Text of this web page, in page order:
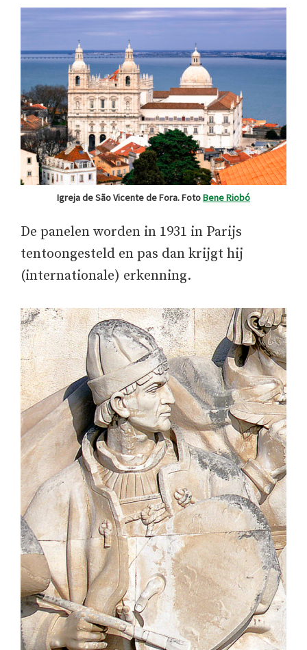
Igreja de São Vicente de Fora. FotoBene Riobó
De panelen worden in 1931 in Parijs
tentoongesteld en pas dan krijgt hij
(internationale) erkenning.